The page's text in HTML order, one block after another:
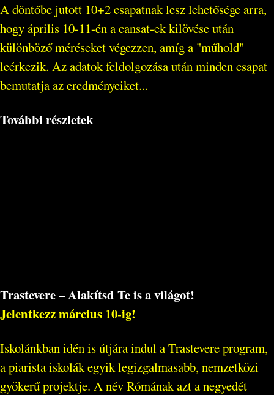
A döntőbe jutott 10+2 csapatnak lesz lehetősége arra,
hogy április 10-11-én a cansat-ek kilövése után
különböző méréseket végezzen, amíg a "műhold"
leérkezik. Az adatok feldolgozása után minden csapat
bemutatja az eredményeiket...
További részletek
Trastevere – Alakítsd Te is a világot!
Jelentkezz március 10-ig!
Iskolánkban idén is útjára indul a Trastevere program,
a piarista iskolák egyik legizgalmasabb, nemzetközi
gyökerű projektje. A név Rómának azt a negyedét